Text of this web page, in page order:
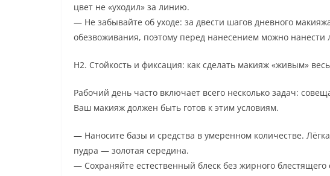
цвет не «уходил» за линию.
— Не забывайте об уходе: за двести шагов дневного
обезвоживания, поэтому перед нанесением можно нанести
H2. Стойкость и фиксация: как сделать макияж «живым»
Рабочий день часто включает всего несколько задач:
Ваш макияж должен быть готов к этим условиям.
— Наносите базы и средства в умеренном количестве.
пудра — золотая середина.
— Сохраняйте естественный блеск без жирного